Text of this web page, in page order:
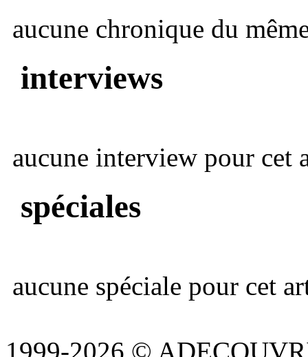
aucune chronique du
interviews
aucune interview pour cet
spéciales
aucune spéciale pour cet